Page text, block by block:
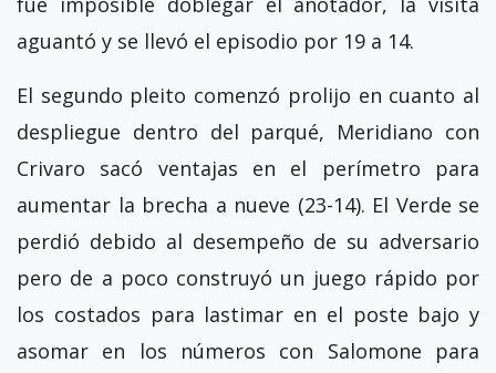
aguantó y se llevó el episodio por 19 a 14.
El segundo pleito comenzó prolijo en cuanto al
despliegue dentro del parqué, Meridiano con
Crivaro sacó ventajas en el perímetro para
aumentar la brecha a nueve (23-14). El Verde se
perdió debido al desempeño de su adversario
pero de a poco construyó un juego rápido por
los costados para lastimar en el poste bajo y
asomar en los números con Salomone para